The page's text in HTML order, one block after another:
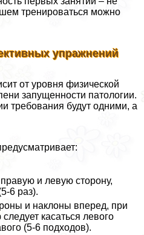
тренироваться можно
упражнений
от уровня физической
запущенности патологии.
требования будут одними, а
и левую сторону,
6 раз).
и наклоны вперед, при
касаться левого
(5-6 подходов).